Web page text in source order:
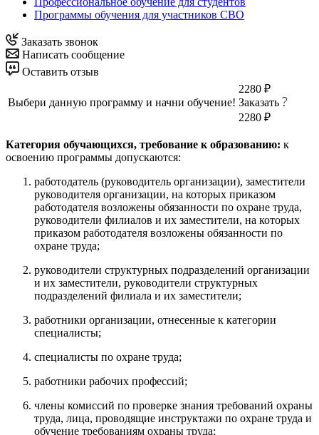
Программы обучения для участников СВО
Заказать звонок
Написать сообщение
Оставить отзыв
Выбери данную программу и начни обучение!
2280 ₽
Заказать
2280 ₽
Категория обучающихся, требование к образованию: к
освоению программы допускаются:
работодатель (руководитель организации), заместители
руководителя организации, на которых приказом
работодателя возложены обязанности по охране труда,
руководители филиалов и их заместители, на которых
приказом работодателя возложены обязанности по
охране труда;
руководители структурных подразделений организации
и их заместители, руководители структурных
подразделений филиала и их заместители;
работники организации, отнесенные к категории
специалисты;
специалисты по охране труда;
работники рабочих профессий;
члены комиссий по проверке знания требований охраны
труда, лица, проводящие инструктажи по охране труда и
обучение требованиям охраны труда;